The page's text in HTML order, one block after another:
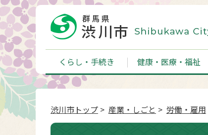
くらし・手続き 健康・医療・福祉
渋川市トップ > 産業・しごと > 労働・雇用